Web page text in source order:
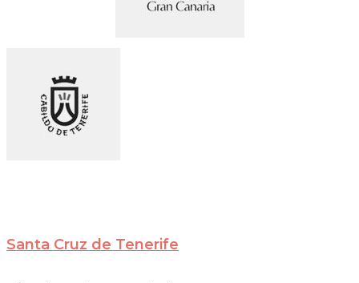
Santa Cruz de Tenerife